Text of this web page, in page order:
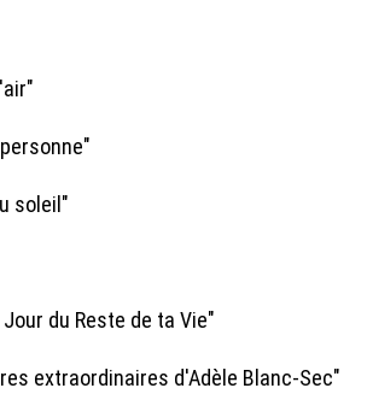
soleil"
du Reste de ta Vie"
extraordinaires d'Adèle Blanc-Sec"